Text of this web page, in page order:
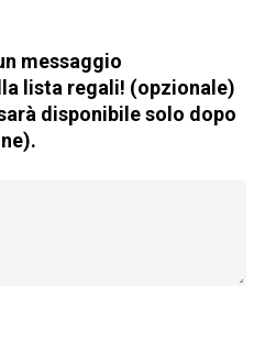
messaggio
lista regali! (opzionale)
disponibile solo dopo